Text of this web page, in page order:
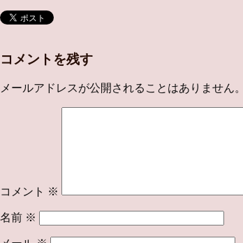
コメントを残す
メールアドレスが公開されることはありません。
コメント ※
名前 ※